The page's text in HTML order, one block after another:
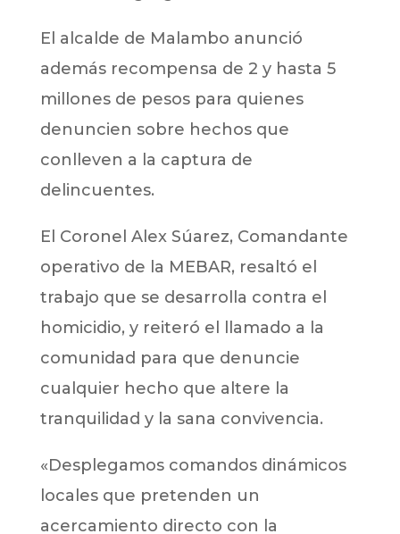
El alcalde de Malambo anunció
además recompensa de 2 y hasta 5
millones de pesos para quienes
denuncien sobre hechos que
conlleven a la captura de
delincuentes.
El Coronel Alex Súarez, Comandante
operativo de la MEBAR, resaltó el
trabajo que se desarrolla contra el
homicidio, y reiteró el llamado a la
comunidad para que denuncie
cualquier hecho que altere la
tranquilidad y la sana convivencia.
«Desplegamos comandos dinámicos
locales que pretenden un
acercamiento directo con la